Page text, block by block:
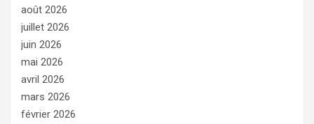
août 2026
juillet 2026
juin 2026
mai 2026
avril 2026
mars 2026
février 2026